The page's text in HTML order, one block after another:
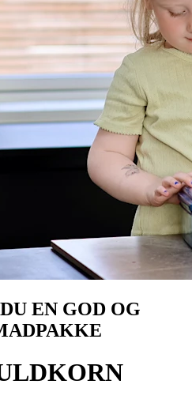
EN GOD OG